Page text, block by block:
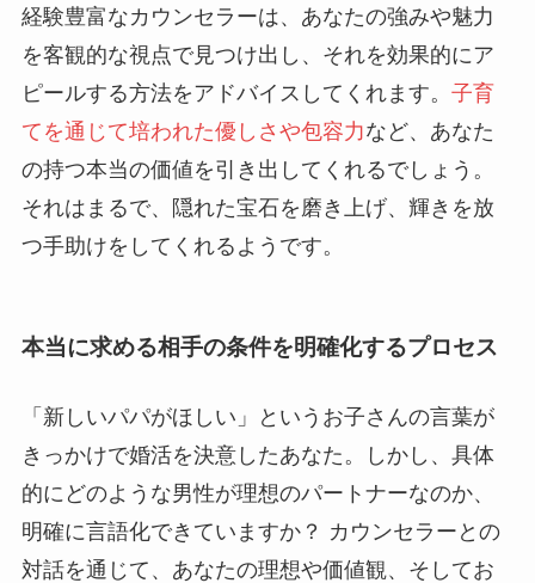
経験豊富なカウンセラーは、あなたの強みや魅力
を客観的な視点で見つけ出し、それを効果的にア
ピールする方法をアドバイスしてくれます。 子育
てを通じて培われた優しさや包容力など、あなた
の持つ本当の価値を引き出してくれるでしょう。
それはまるで、隠れた宝石を磨き上げ、輝きを放
つ手助けをしてくれるようです。
本当に求める相手の条件を明確化するプロセス
「新しいパパがほしい」というお子さんの言葉が
きっかけで婚活を決意したあなた。しかし、具体
的にどのような男性が理想のパートナーなのか、
明確に言語化できていますか？ カウンセラーとの
対話を通じて、あなたの理想や価値観、そしてお